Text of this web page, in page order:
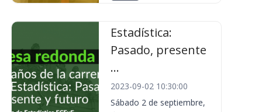
Estadística:
Pasado, presente
...
2023-09-02 10:30:00
Sábado 2 de septiembre,